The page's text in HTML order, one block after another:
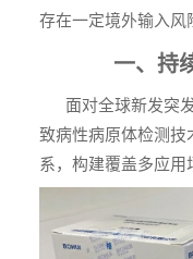
存在一定境外输入风
一、持
面对全球新发突发
致病性病原体检测技
系，构建覆盖多应用